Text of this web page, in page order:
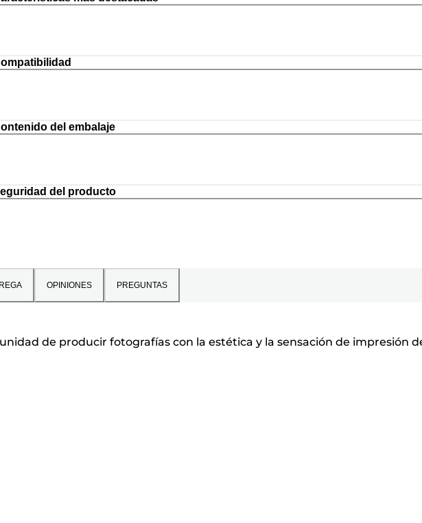
del embalaje
del producto
OPINIONES PREGUNTAS
de producir fotografías con la estética y la sensación de impresión